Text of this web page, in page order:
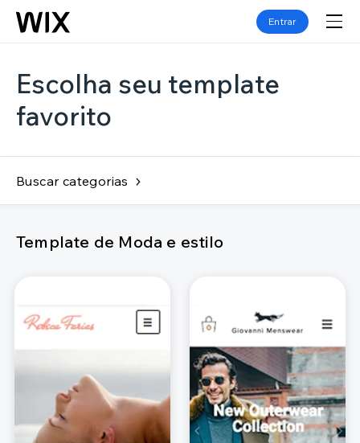
Entrar
Escolha seu template
favorito
Buscar categorias
Template de Moda e estilo